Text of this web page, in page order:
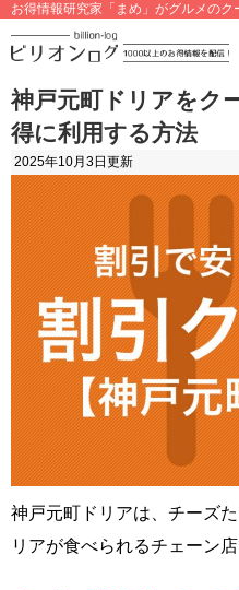
お得情報研究家「まめ」がグルメのク
神戸元町ドリアをク
得に利用する方法
2025年10月3日 更新
神戸元町ドリアは、チーズ
リアが食べられるチェーン店